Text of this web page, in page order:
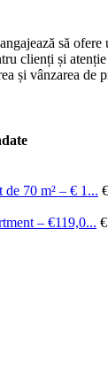
să
clienți și
și vânzarea de
70 m² – € 1...
– €119,0...